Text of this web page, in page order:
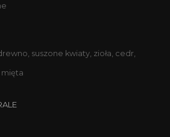
suszone kwiaty, zioła, cedr,
mięta